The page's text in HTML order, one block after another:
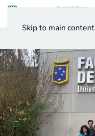
Skip to main content